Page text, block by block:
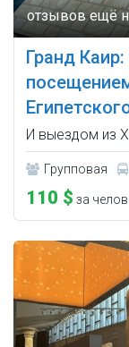
Гранд
И выездом из
Групповая
110 $ за